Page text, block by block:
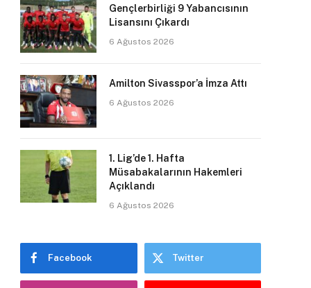
Gençlerbirliği 9 Yabancısının
Lisansını Çıkardı
6 Ağustos 2026
Amilton Sivasspor’a İmza Attı
6 Ağustos 2026
1. Lig’de 1. Hafta
Müsabakalarının Hakemleri
Açıklandı
6 Ağustos 2026
Facebook Twitter